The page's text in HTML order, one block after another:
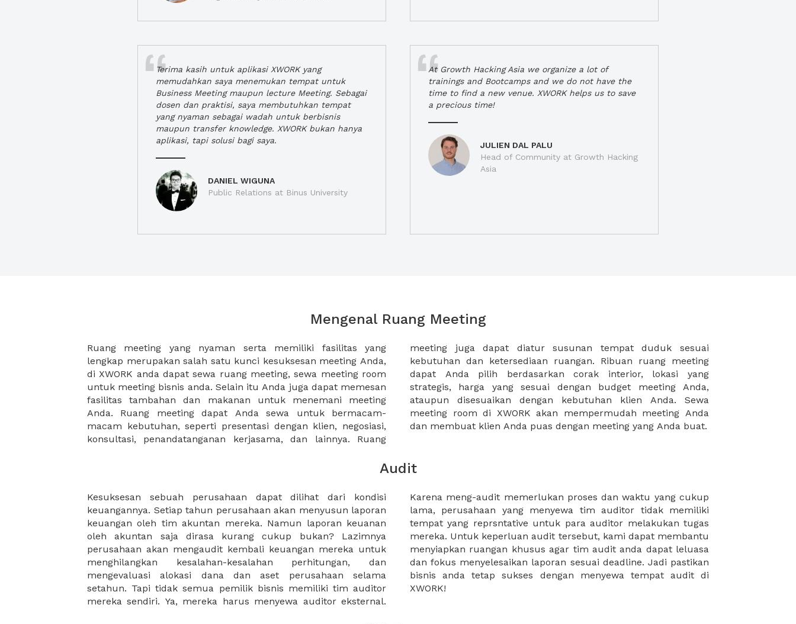
Terima kasih untuk aplikasi XWORK yang
memudahkan saya menemukan tempat untuk
Business Meeting maupun lecture Meeting. Sebagai
dosen dan praktisi, saya membutuhkan tempat
yang nyaman sebagai wadah untuk berbisnis
maupun transfer knowledge. XWORK bukan hanya
aplikasi, tapi solusi bagi saya.
DANIEL WIGUNA
Public Relations at Binus University
At Growth Hacking Asia we organize a lot of
trainings and Bootcamps and we do not have the
time to find a new venue. XWORK helps us to save
a precious time!
JULIEN DAL PALU
Head of Community at Growth Hacking
Asia
Mengenal Ruang Meeting
Ruang meeting yang nyaman serta memiliki fasilitas yang
lengkap merupakan salah satu kunci kesuksesan meeting Anda,
di XWORK anda dapat sewa ruang meeting, sewa meeting room
untuk meeting bisnis anda. Selain itu Anda juga dapat memesan
fasilitas tambahan dan makanan untuk menemani meeting
Anda. Ruang meeting dapat Anda sewa untuk bermacam-
macam kebutuhan, seperti presentasi dengan klien, negosiasi,
konsultasi, penandatanganan kerjasama, dan lainnya. Ruang
meeting juga dapat diatur susunan tempat duduk sesuai
kebutuhan dan ketersediaan ruangan. Ribuan ruang meeting
dapat Anda pilih berdasarkan corak interior, lokasi yang
strategis, harga yang sesuai dengan budget meeting Anda,
ataupun disesuaikan dengan kebutuhan klien Anda. Sewa
meeting room di XWORK akan mempermudah meeting Anda
dan membuat klien Anda puas dengan meeting yang Anda buat.
Audit
Kesuksesan sebuah perusahaan dapat dilihat dari kondisi
keuangannya. Setiap tahun perusahaan akan menyusun laporan
keuangan oleh tim akuntan mereka. Namun laporan keuanan
oleh akuntan saja dirasa kurang cukup bukan? Lazimnya
perusahaan akan mengaudit kembali keuangan mereka untuk
menghilangkan kesalahan-kesalahan perhitungan, dan
mengevaluasi alokasi dana dan aset perusahaan selama
setahun. Tapi tidak semua pemilik bisnis memiliki tim auditor
mereka sendiri. Ya, mereka harus menyewa auditor eksternal.
Karena meng-audit memerlukan proses dan waktu yang cukup
lama, perusahaan yang menyewa tim auditor tidak memiliki
tempat yang reprsntative untuk para auditor melakukan tugas
mereka. Untuk keperluan audit tersebut, kami dapat membantu
menyiapkan ruangan khusus agar tim audit anda dapat leluasa
dan fokus menyelesaikan laporan sesuai deadline. Jadi pastikan
bisnis anda tetap sukses dengan menyewa tempat audit di
XWORK!